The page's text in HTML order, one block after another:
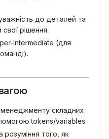
до деталей та
рішення.
Intermediate (для
складних
tokens/variables.
розуміння того, як